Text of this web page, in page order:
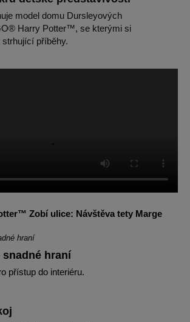
model domu Dursleyových
Harry Potter™, se kterými si
příběhy.
Zobí ulice: Návštěva tety Marge
snadné hraní
přístup do interiéru.